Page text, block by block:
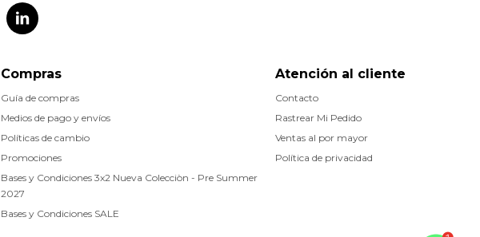

Atención al cliente
Contacto
Rastrear Mi Pedido
Ventas al por mayor
Política de privacidad
Compras
Guía de compras
Medios de pago y envíos
Políticas de cambio
Promociones
Bases y Condiciones 3x2 Nueva Colecciòn - Pre Summer
2027
Bases y Condiciones SALE